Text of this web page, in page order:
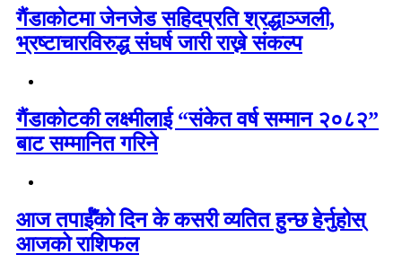
गैंडाकोटमा जेनजेड सहिदप्रति श्रद्धाञ्जली,
भ्रष्टाचारविरुद्ध संघर्ष जारी राख्ने संकल्प
गैंडाकोटकी लक्ष्मीलाई “संकेत वर्ष सम्मान २०८२”
बाट सम्मानित गरिने
आज तपाईँको दिन के कसरी व्यतित हुन्छ हेर्नुहोस्
आजको राशिफल